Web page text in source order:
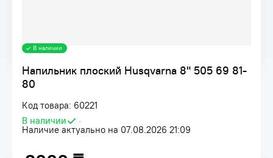
Напильник плоский Husqvarna 8" 505 69 81-
80
Код товара: 60221
В наличии
•
Наличие актуально на 07.08.2026 21:09
В наличии